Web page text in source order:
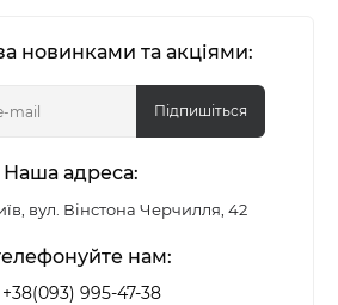
новинками та акціями:
Підпишіться
Наша адреса:
вул. Вінстона Черчилля, 42
нам:
+38(093) 995-47-38